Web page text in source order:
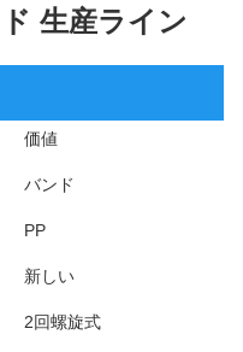
生産ライン
価値
バンド
PP
新しい
2回螺旋式